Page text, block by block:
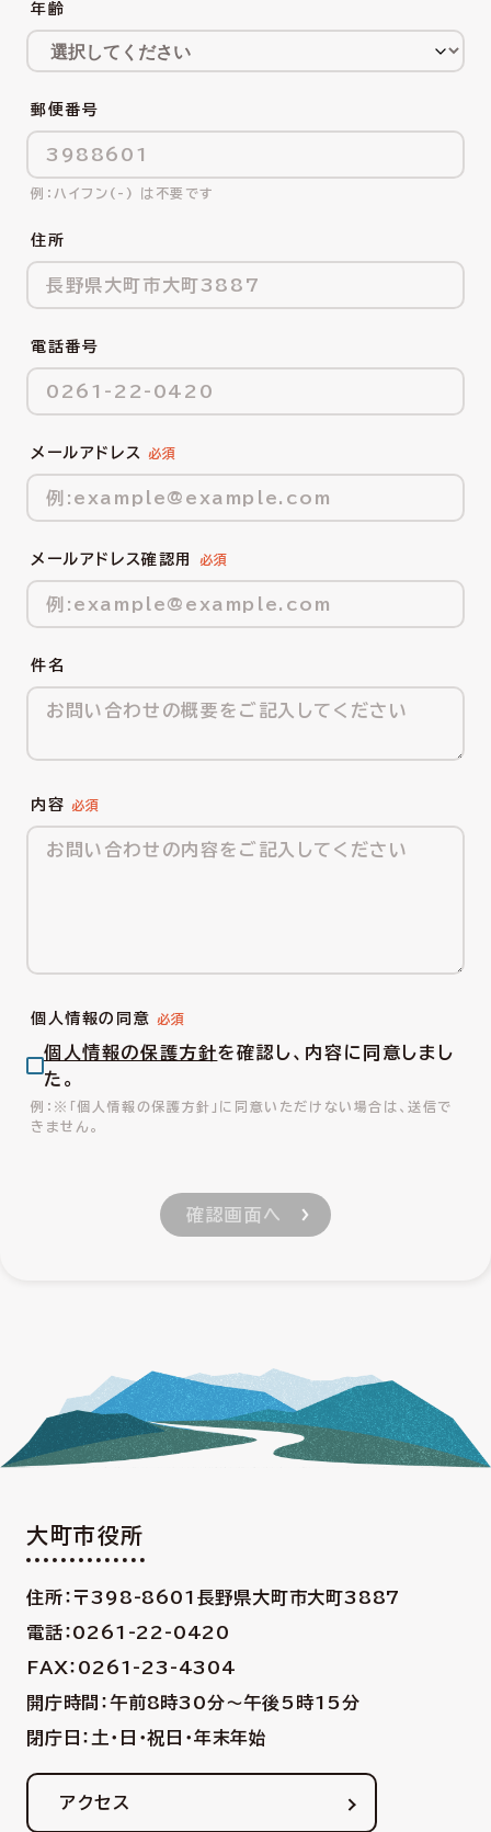
年齢
郵便番号
ハイフン(-) は不要です
住所
電話番号
メールアドレス
メールアドレス確認用
件名
内容
個人情報の同意
個人情報の保護方針を確認し、内容に同意しまし
た。
※「個人情報の保護方針」に同意いただけない場合は、送信で
きません。
大町市役所
住所：〒398-8601 長野県大町市大町3887
電話：0261-22-0420
FAX：0261-23-4304
開庁時間：午前8時30分〜午後5時15分
閉庁日：土・日・祝日・年末年始
アクセス